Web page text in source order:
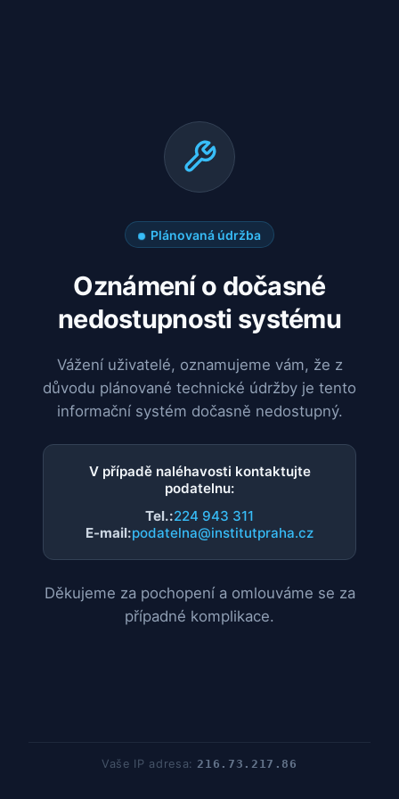
Plánovaná údržba
Oznámení o dočasné
nedostupnosti systému
Vážení uživatelé, oznamujeme vám, že z
důvodu plánované technické údržby je tento
informační systém dočasně nedostupný.
V případě naléhavosti kontaktujte
podatelnu:
Tel.:224 943 311
E-mail:podatelna@institutpraha.cz
Děkujeme za pochopení a omlouváme se za
případné komplikace.
Vaše IP adresa:216.73.217.86